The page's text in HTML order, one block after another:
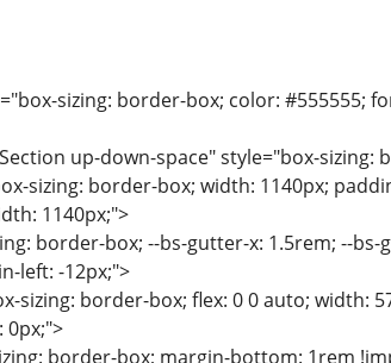
sizing: border-box; color: #555555;
up-down-space" style="box-sizing:
sizing: border-box; width: 1140px;
1140px;">
border-box; --bs-gutter-x: 1.5rem; --
left: -12px;">
sizing: border-box; flex: 0 0 auto; width:
0px;">
border-box; margin-bottom: 1rem